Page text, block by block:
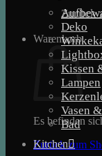
Zurück
Warenkorb
Es befinden
Zurück zum
Deko
Kissen
Lampen
Vasen
Bad
Kitchen